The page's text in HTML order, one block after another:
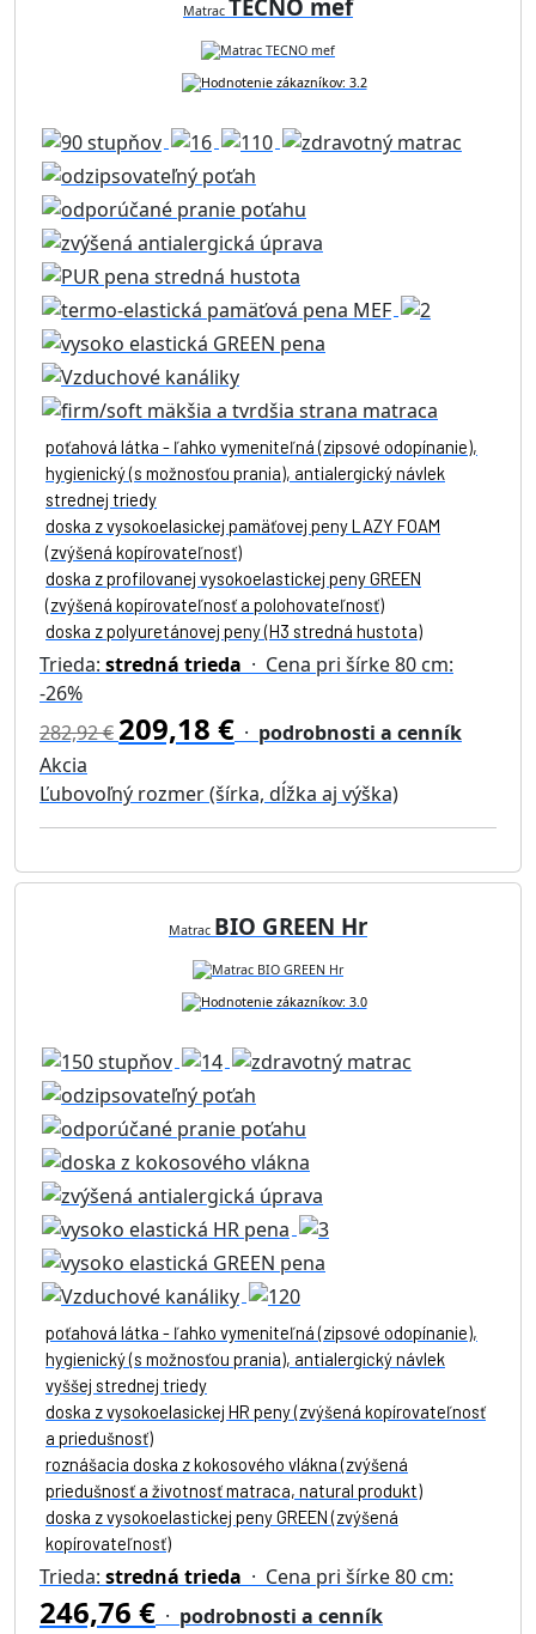
Matrac TECNO mef
poťahová látka - ľahko vymeniteľná (zipsové odopínanie),
hygienický (s možnosťou prania), antialergický návlek
strednej triedy
doska z vysokoelasickej pamäťovej peny LAZY FOAM
(zvýšená kopírovateľnosť)
doska z profilovanej vysokoelastickej peny GREEN
(zvýšená kopírovateľnosť a polohovateľnosť)
doska z polyuretánovej peny (H3 stredná hustota)
Trieda: stredná trieda · Cena pri šírke 80 cm:
-26%
282,92 € 209,18 € · podrobnosti a cenník
Akcia
Ľubovoľný rozmer (šírka, dĺžka aj výška)
Matrac BIO GREEN Hr
poťahová látka - ľahko vymeniteľná (zipsové odopínanie),
hygienický (s možnosťou prania), antialergický návlek
vyššej strednej triedy
doska z vysokoelasickej HR peny (zvýšená kopírovateľnosť
a priedušnosť)
roznášacia doska z kokosového vlákna (zvýšená
priedušnosť a životnosť matraca, natural produkt)
doska z vysokoelastickej peny GREEN (zvýšená
kopírovateľnosť)
Trieda: stredná trieda · Cena pri šírke 80 cm:
246,76 € · podrobnosti a cenník